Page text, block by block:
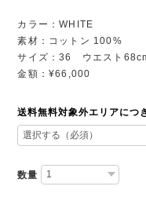
カラー：WHITE
素材：コットン 100%
サイズ：36 ウエスト
金額：¥66,000
送料無料対象外エリアにつ
数量